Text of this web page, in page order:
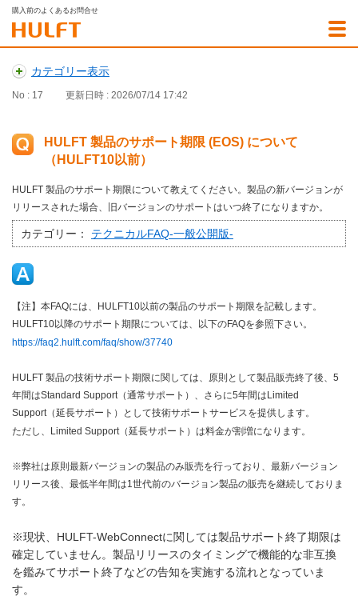
購入前のよくあるお問合せ
カテゴリー表示
No : 17 更新日時 : 2026/07/14 17:42
HULFT 製品のサポート期限 (EOS) について
（HULFT10以前）
HULFT 製品のサポート期限について教えてください。製品の新バージョンが
リリースされた場合、旧バージョンのサポートはいつ終了になりますか。
カテゴリー： テクニカルFAQ-一般公開版-
【注】本FAQには、HULFT10以前の製品のサポート期限を記載します。
HULFT10以降のサポート期限については、以下のFAQを参照下さい。
https://faq2.hulft.com/faq/show/37740
HULFT 製品の技術サポート期限に関しては、原則として製品販売終了後、5
年間はStandard Support（通常サポート）、さらに5年間はLimited
Support（延長サポート）として技術サポートサービスを提供します。
ただし、Limited Support（延長サポート）は料金が割増になります。
※弊社は原則最新バージョンの製品のみ販売を行っており、最新バージョン
リリース後、最低半年間は1世代前のバージョン製品の販売を継続しておりま
す。
※現状、HULFT-WebConnectに関しては製品サポート終了期限は
確定していません。製品リリースのタイミングで機能的な非互換
を鑑みてサポート終了などの告知を実施する流れとなっていま
す。